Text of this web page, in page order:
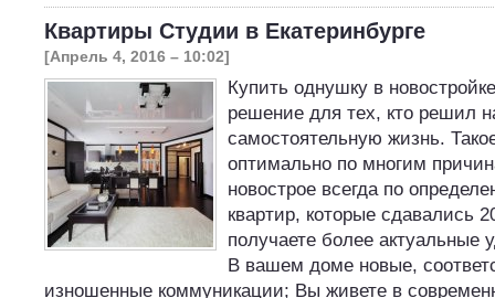
Квартиры Студии в Екатеринбурге
[Апрель 4, 2016 – 10:02]
Купить однушку в
решение для тех, кто решил
самостоятельную жизнь.
оптимально по многим
новострое всегда по
квартир, которые сдавались
получаете более актуальные
В вашем доме новые,
изношенные коммуникации; Вы живете в